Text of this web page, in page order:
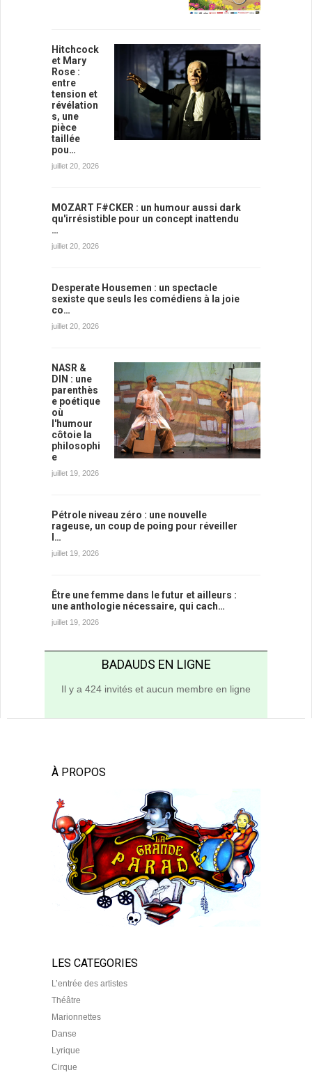
Hitchcock
et Mary
Rose :
entre
tension et
révélation
s, une
pièce
taillée
pou…
juillet 20, 2026
MOZART F#CKER : un humour aussi dark
qu'irrésistible pour un concept inattendu
…
juillet 20, 2026
Desperate Housemen : un spectacle
sexiste que seuls les comédiens à la joie
co…
juillet 20, 2026
NASR &
DIN : une
parenthès
e poétique
où
l'humour
côtoie la
philosophi
e
juillet 19, 2026
Pétrole niveau zéro : une nouvelle
rageuse, un coup de poing pour réveiller
l…
juillet 19, 2026
Être une femme dans le futur et ailleurs :
une anthologie nécessaire, qui cach…
juillet 19, 2026
BADAUDS EN LIGNE
Il y a 424 invités et aucun membre en ligne
À PROPOS
LES CATEGORIES
L’entrée des artistes
Théâtre
Marionnettes
Danse
Lyrique
Cirque